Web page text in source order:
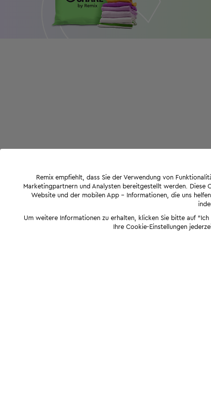
Remix empfiehlt, dass Sie der Verwendung von
Marketingpartnern und Analysten bereitgestellt werden. Diese
Website und der mobilen App - Informationen, die uns
Um weitere Informationen zu erhalten, klicken Sie bitte auf
Ihre Cookie-Einstellungen